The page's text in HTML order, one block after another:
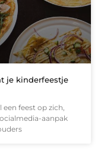
je kinderfeestje
een feest op zich,
aanpak